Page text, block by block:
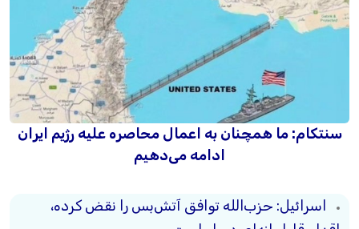
سنتکام: ما همچنان به اعمال محاصره علیه رژیم ایران
ادامه می‌دهیم
اسرائیل: حزب‌الله توافق آتش‌بس را نقض کرده،